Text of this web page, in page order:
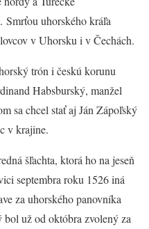
uhorského kráľa
v Uhorsku i v Čechách.
trón i českú korunu
Habsburský, manžel
sa chcel stať aj Ján Zápoľský
v krajine.
šľachta, ktorá ho na jeseň
septembra roku 1526 iná
za uhorského panovníka
už od októbra zvolený za